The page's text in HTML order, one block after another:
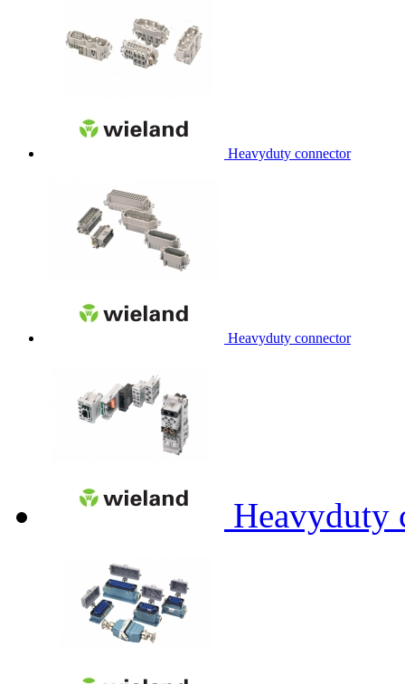
Heavyduty connector
Heavyduty connector
Heavyduty